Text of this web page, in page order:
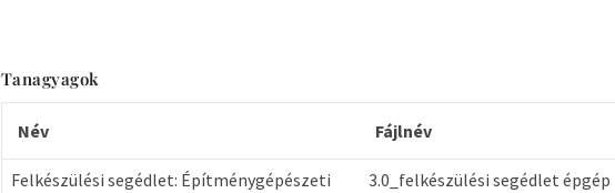
Tanagyagok
Név Fájlnév
Felkészülési segédlet: Építménygépészeti
3.0_felkészülési segédlet épgép